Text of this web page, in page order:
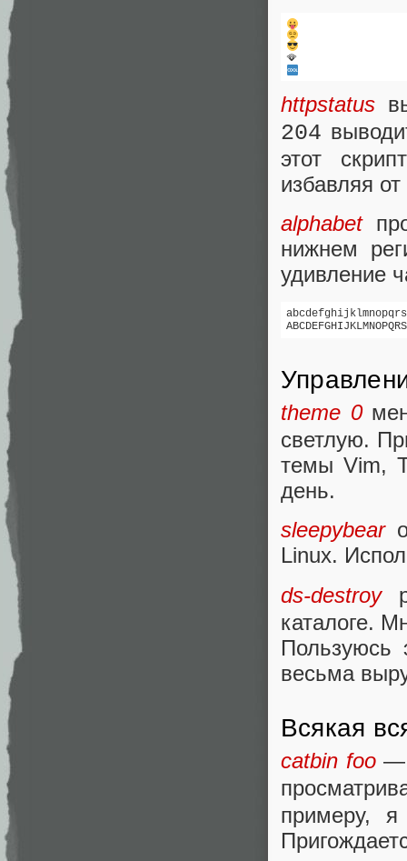
httpstatus
204
этот
избавляя
alphabet
нижнем
удивление
theme 0
светлую.
темы Vim,
день.
sleepybear
Linux.
ds-destroy
каталоге.
Пользуюсь
весьма
Всякая
catbin foo—
примеру, я